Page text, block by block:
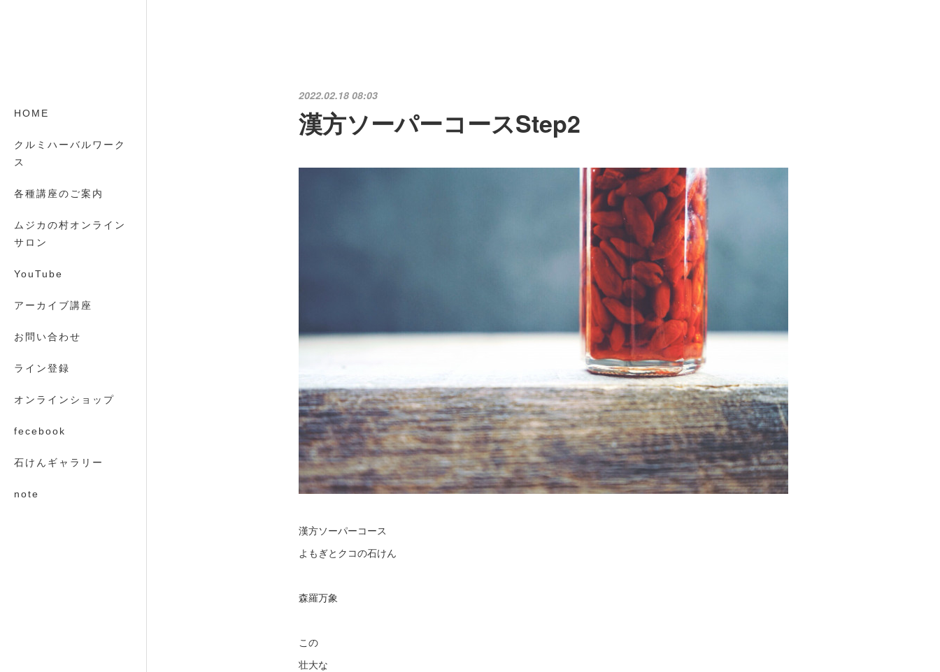
HOME
クルミハーバルワーク
ス
各種講座のご案内
ムジカの村オンライン
サロン
YouTube
アーカイブ講座
お問い合わせ
ライン登録
オンラインショップ
fecebook
石けんギャラリー
note
2022.02.18 08:03
漢方ソーパーコースStep2
漢方ソーパーコース
よもぎとクコの石けん
森羅万象
この
壮大な